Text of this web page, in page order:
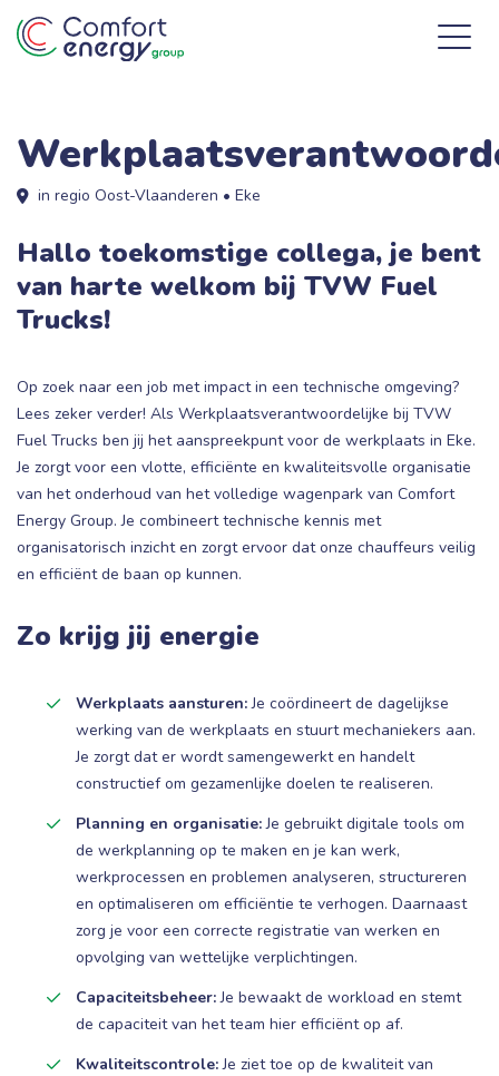
in regio Oost-Vlaanderen • Eke
Hallo toekomstige collega, je bent
van harte welkom bij TVW Fuel
Trucks!
Op zoek naar een job met impact in een technische omgeving?
Lees zeker verder! Als Werkplaatsverantwoordelijke bij TVW
Fuel Trucks ben jij het aanspreekpunt voor de werkplaats in Eke.
Je zorgt voor een vlotte, efficiënte en kwaliteitsvolle organisatie
van het onderhoud van het volledige wagenpark van Comfort
Energy Group. Je combineert technische kennis met
organisatorisch inzicht en zorgt ervoor dat onze chauffeurs veilig
en efficiënt de baan op kunnen.
Zo krijg jij energie
Werkplaats aansturen:Je coördineert de dagelijkse
werking van de werkplaats en stuurt mechaniekers aan.
Je zorgt dat er wordt samengewerkt en handelt
constructief om gezamenlijke doelen te realiseren.
Planning en organisatie:Je gebruikt digitale tools om
de werkplanning op te maken en je kan werk,
werkprocessen en problemen analyseren, structureren
en optimaliseren om efficiëntie te verhogen. Daarnaast
zorg je voor een correcte registratie van werken en
opvolging van wettelijke verplichtingen.
Capaciteitsbeheer:Je bewaakt de workload en stemt
de capaciteit van het team hier efficiënt op af.
Kwaliteitscontrole:Je ziet toe op de kwaliteit van